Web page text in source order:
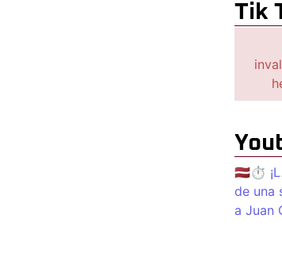
Tik
🇱🇻⏱️
de una
a Juan